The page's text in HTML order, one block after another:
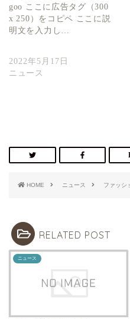
goo ここに広告タグ（300
x 250）をコピペ ここに説
明文を入力し…
2022年5月17日
ニュース
HOME ニュース ファッシ
RELATED POST
ニュース